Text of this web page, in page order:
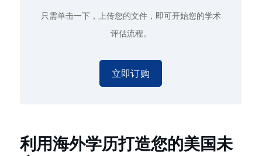
只需单击一下，上传您的文件，即可开始您的学术
评估流程。
立即订购
利用海外学历打造您的美国未